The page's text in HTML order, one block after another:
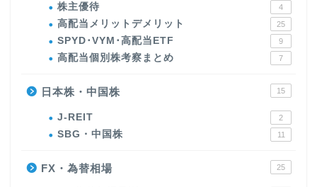
株主優待 4
高配当メリットデメリット 25
SPYD･VYM･高配当ETF 9
高配当個別株考察まとめ 7
日本株・中国株 15
J-REIT 2
SBG・中国株 11
FX・為替相場 25